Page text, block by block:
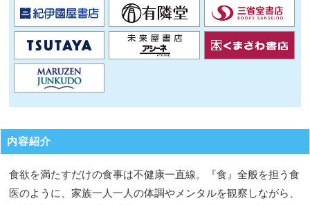
内容紹介
食欲を満たすだけの食事は不健康一直線。『食』全般を担う食
医のように、家族一人一人の体調やメンタルを観察しながら、